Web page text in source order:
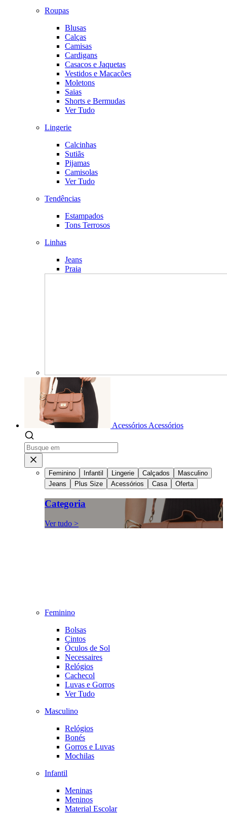
Roupas
Blusas
Calças
Camisas
Cardigans
Casacos e Jaquetas
Vestidos e Macacões
Moletons
Saias
Shorts e Bermudas
Ver Tudo
Lingerie
Calcinhas
Sutiãs
Pijamas
Camisolas
Ver Tudo
Tendências
Estampados
Tons Terrosos
Linhas
Jeans
Praia
Acessórios Acessórios
Feminino Infantil Lingerie Calçados
Masculino
Jeans
Plus Size Acessórios Casa Oferta
Categoria
Ver tudo >
Feminino
Bolsas
Cintos
Óculos de Sol
Necessaires
Relógios
Cachecol
Luvas e Gorros
Ver Tudo
Masculino
Relógios
Bonés
Gorros e Luvas
Mochilas
Infantil
Meninas
Meninos
Material Escolar